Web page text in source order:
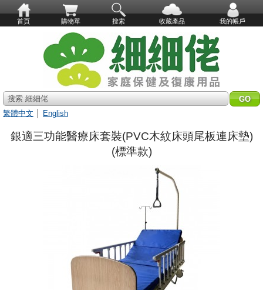
首頁 購物單 搜索 收藏產品 我的帳戶
搜索 細細佬
繁體中文
English
銀適三功能醫療床套裝(PVC木紋床頭尾板連床墊)
(標準款)